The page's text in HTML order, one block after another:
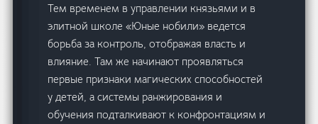
Тем временем в управлении князьями и в
элитной школе «Юные нобили» ведется
борьба за контроль, отображая власть и
влияние. Там же начинают проявляться
первые признаки магических способностей
у детей, а системы ранжирования и
обучения подталкивают к конфронтациям и